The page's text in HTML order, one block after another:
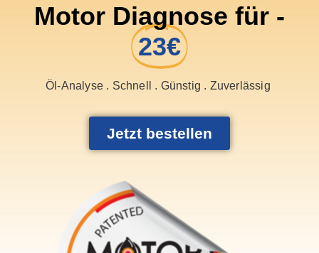
Motor Diagnose für -
23€
Öl-Analyse . Schnell . Günstig . Zuverlässig
Jetzt bestellen